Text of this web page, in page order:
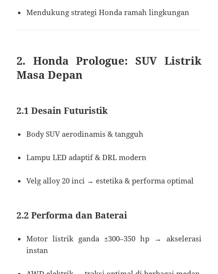
Mendukung strategi Honda ramah lingkungan
2. Honda Prologue: SUV Listrik
Masa Depan
2.1 Desain Futuristik
Body SUV aerodinamis & tangguh
Lampu LED adaptif & DRL modern
Velg alloy 20 inci → estetika & performa optimal
2.2 Performa dan Baterai
Motor listrik ganda ±300–350 hp → akselerasi
instan